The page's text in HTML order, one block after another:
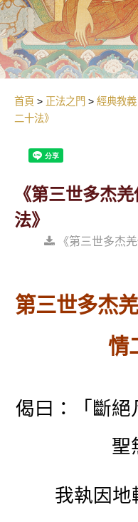
首頁 正法之門 經典教義
二十法》
《第三世多杰
法》
《第三世多杰
第三世多杰
情
偈曰：「斷絕
聖
我執因地